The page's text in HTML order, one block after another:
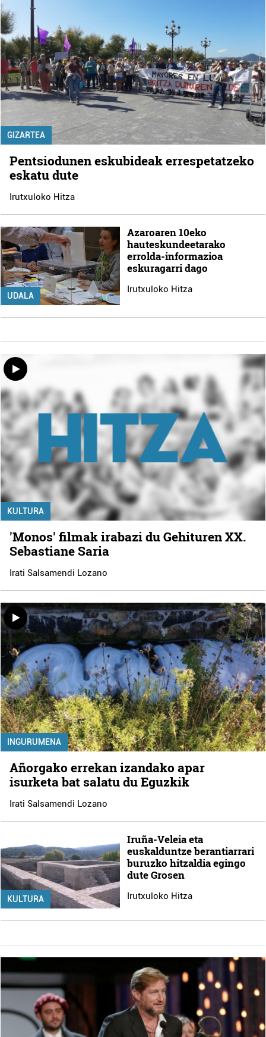
GIZARTEA
Pentsiodunen eskubideak errespetatzeko
eskatu dute
Irutxuloko Hitza
UDALA
Azaroaren 10eko
hauteskundeetarako
errolda-informazioa
eskuragarri dago
Irutxuloko Hitza
KULTURA
'Monos' filmak irabazi du Gehituren XX.
Sebastiane Saria
Irati Salsamendi Lozano
INGURUMENA
Añorgako errekan izandako apar
isurketa bat salatu du Eguzkik
Irati Salsamendi Lozano
KULTURA
Iruña-Veleia eta
euskalduntze berantiarrari
buruzko hitzaldia egingo
dute Grosen
Irutxuloko Hitza